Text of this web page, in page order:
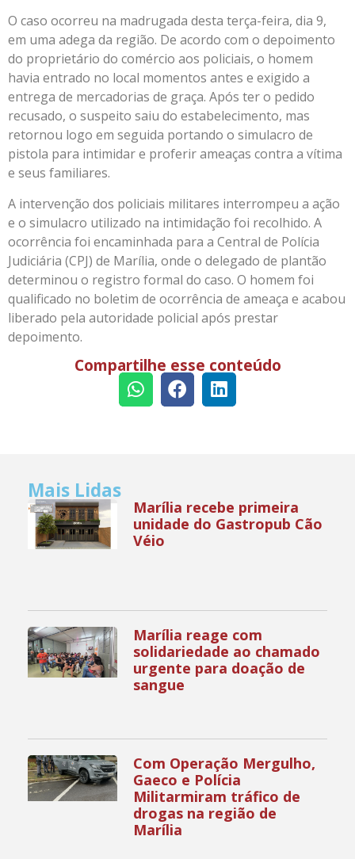
O caso ocorreu na madrugada desta terça-feira, dia 9,
em uma adega da região. De acordo com o depoimento
do proprietário do comércio aos policiais, o homem
havia entrado no local momentos antes e exigido a
entrega de mercadorias de graça. Após ter o pedido
recusado, o suspeito saiu do estabelecimento, mas
retornou logo em seguida portando o simulacro de
pistola para intimidar e proferir ameaças contra a vítima
e seus familiares.
A intervenção dos policiais militares interrompeu a ação
e o simulacro utilizado na intimidação foi recolhido. A
ocorrência foi encaminhada para a Central de Polícia
Judiciária (CPJ) de Marília, onde o delegado de plantão
determinou o registro formal do caso. O homem foi
qualificado no boletim de ocorrência de ameaça e acabou
liberado pela autoridade policial após prestar
depoimento.
Compartilhe esse conteúdo
Mais Lidas
Marília recebe primeira
unidade do Gastropub Cão
Véio
Marília reage com
solidariedade ao chamado
urgente para doação de
sangue
Com Operação Mergulho,
Gaeco e Polícia
Militarmiram tráfico de
drogas na região de
Marília